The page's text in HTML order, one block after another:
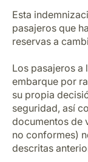
Esta
pasajeros que
reservas a
Los pasajeros a
embarque por
su propia
seguridad, así
documentos de
no conformes)
descritas